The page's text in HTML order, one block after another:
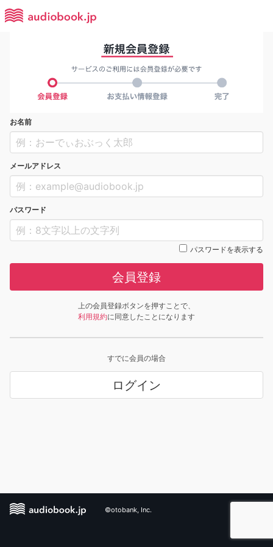
お名前
メールアドレス
パスワード
パスワードを表示する
会員登録
上の会員登録ボタンを押すことで、
利用規約に同意したことになります
すでに会員の場合
ログイン
©otobank, Inc.